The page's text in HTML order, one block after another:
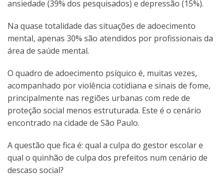
ansiedade (39% dos pesquisados) e depressão (15%).
Na quase totalidade das situações de adoecimento
mental, apenas 30% são atendidos por profissionais da
área de saúde mental.
O quadro de adoecimento psíquico é, muitas vezes,
acompanhado por violência cotidiana e sinais de fome,
principalmente nas regiões urbanas com rede de
proteção social menos estruturada. Este é o cenário
encontrado na cidade de São Paulo.
A questão que fica é: qual a culpa do gestor escolar e
qual o quinhão de culpa dos prefeitos num cenário de
descaso social?